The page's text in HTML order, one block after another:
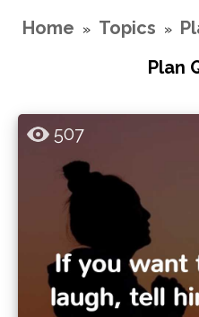
Home » Topics »
Plan
507